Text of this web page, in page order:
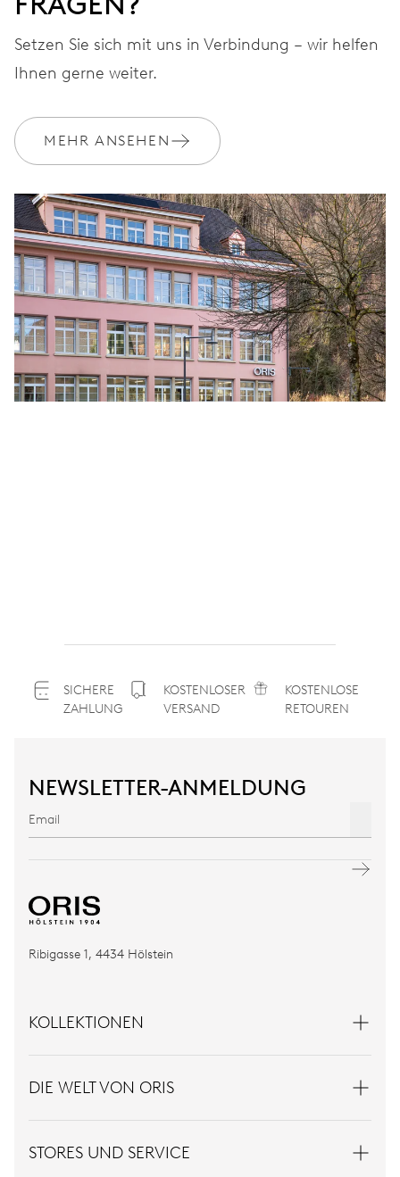
Setzen Sie sich mit uns in Verbindung – wir helfen
Ihnen gerne weiter.
MEHR ANSEHEN
SICHERE
ZAHLUNG
KOSTENLOSER
VERSAND
KOSTENLOSE
RETOUREN
NEWSLETTER-ANMELDUNG
Ribigasse 1, 4434 Hölstein
KOLLEKTIONEN
DIE WELT VON ORIS
STORES UND SERVICE